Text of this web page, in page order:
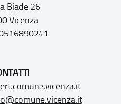
Biade 26
Vicenza